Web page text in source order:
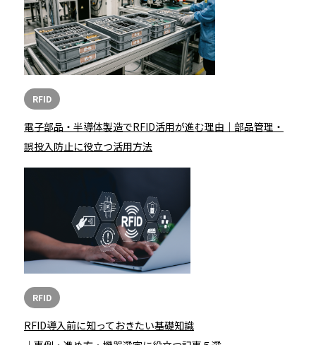
RFID
電子部品・半導体製造でRFID活用が進む理由｜部品管理・
誤投入防止に役立つ活用方法
RFID
RFID導入前に知っておきたい基礎知識